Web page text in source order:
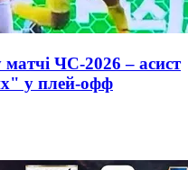
матчі ЧС-2026 – асист
у плей-офф